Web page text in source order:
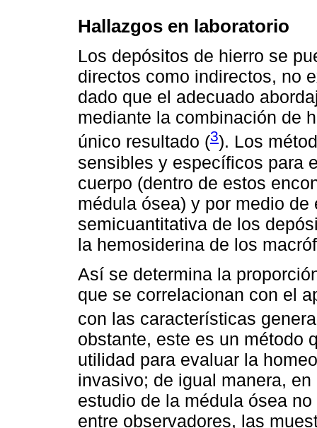
Hallazgos en laboratorio
Los depósitos de hierro se
directos como indirectos, no
dado que el adecuado
mediante la combinación de
único resultado (3). Los
sensibles y específicos para
cuerpo (dentro de estos
médula ósea) y por medio
semicuantitativa de los
la hemosiderina de los
Así se determina la
que se correlacionan con el
con las características
obstante, este es un método
utilidad para evaluar la
invasivo; de igual manera,
estudio de la médula ósea
entre observadores, las